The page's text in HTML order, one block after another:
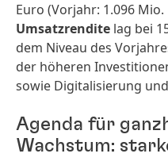
Euro (Vorjahr: 1.096 Mio.
Umsatzrendite lag bei
dem Niveau des
der höheren
sowie Digitalisierung
Agenda für
Wachstum: